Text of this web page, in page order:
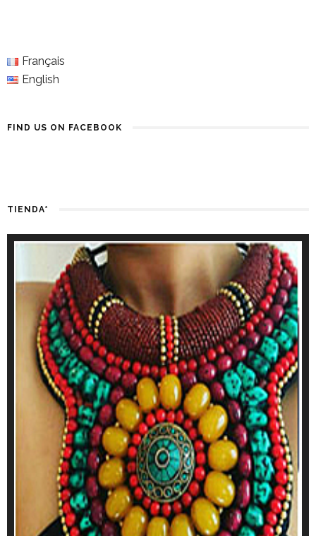
Français
English
FIND US ON FACEBOOK
TIENDA*